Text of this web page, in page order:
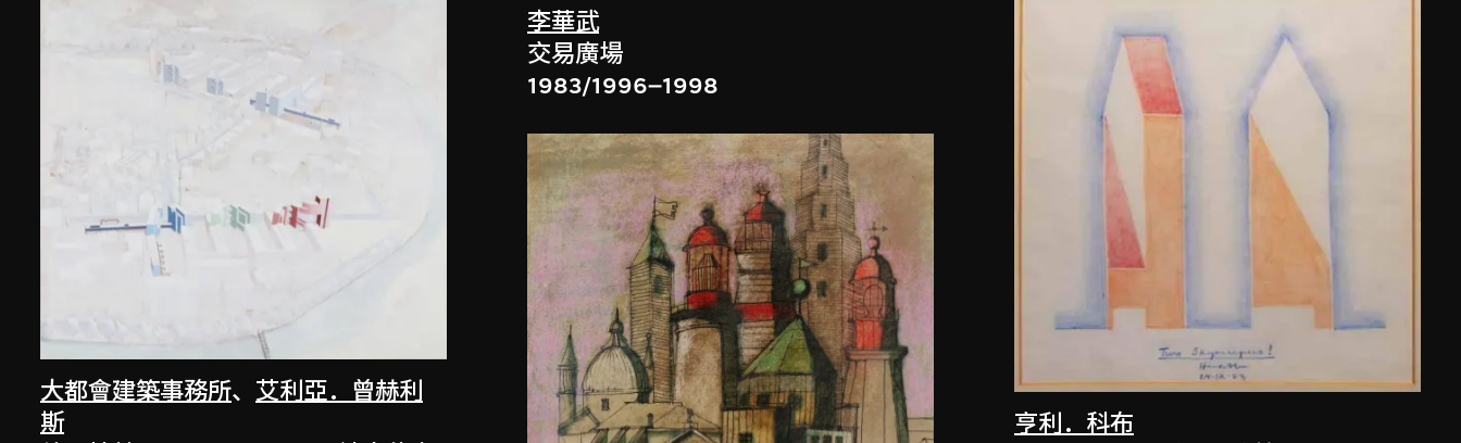
大都會建築事務所、艾利亞．曾赫利
斯
李華武
交易廣場
1983/1996–1998
亨利．科布